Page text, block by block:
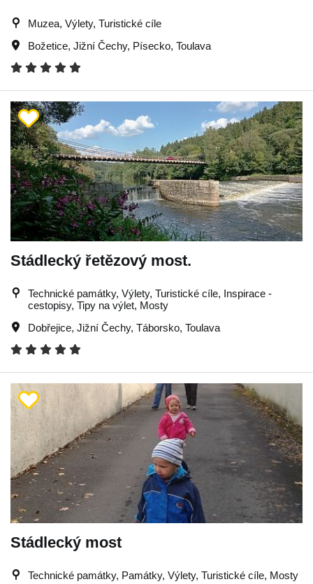
Muzea, Výlety, Turistické cíle
Božetice, Jižní Čechy, Písecko, Toulava
Stádlecký řetězový most.
Technické památky, Výlety, Turistické cíle, Inspirace -
cestopisy, Tipy na výlet, Mosty
Dobřejice, Jižní Čechy, Táborsko, Toulava
Stádlecký most
Technické památky, Památky, Výlety, Turistické cíle, Mosty